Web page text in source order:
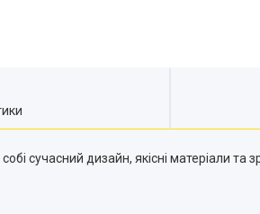
сучасний дизайн, якісні матеріали та